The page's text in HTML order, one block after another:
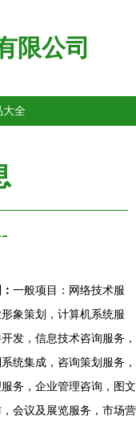
限公司
大全
一般项目：网络技术服
象策划，计算机系统服
发，信息技术咨询服务，
统集成，咨询策划服务，
务，企业管理咨询，图文
会议及展览服务，市场营